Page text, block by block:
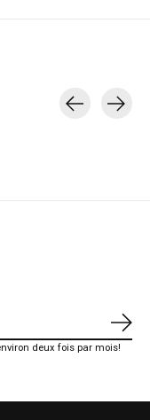
deux fois par mois!